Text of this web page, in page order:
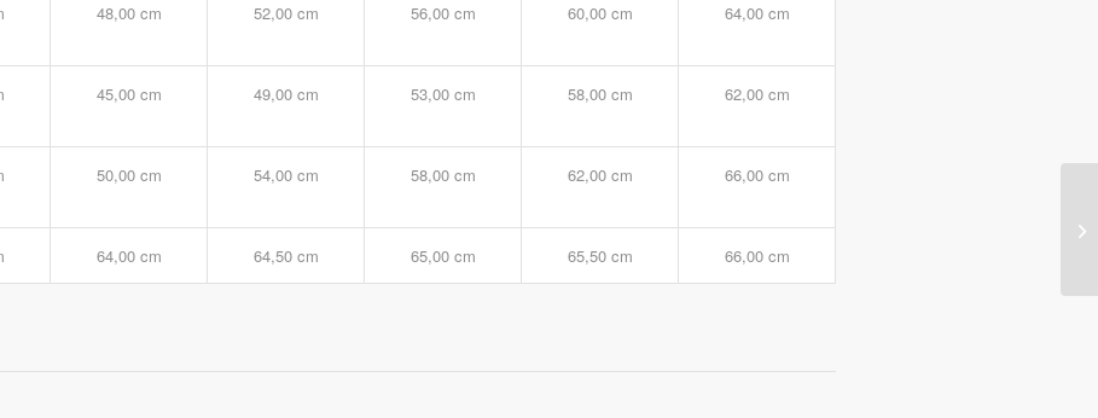
48,00 cm 52,00 cm 56,00 cm 60,00 cm 64,00 cm
45,00 cm 49,00 cm 53,00 cm 58,00 cm 62,00 cm
50,00 cm 54,00 cm 58,00 cm 62,00 cm 66,00 cm
64,00 cm 64,50 cm 65,00 cm 65,50 cm 66,00 cm